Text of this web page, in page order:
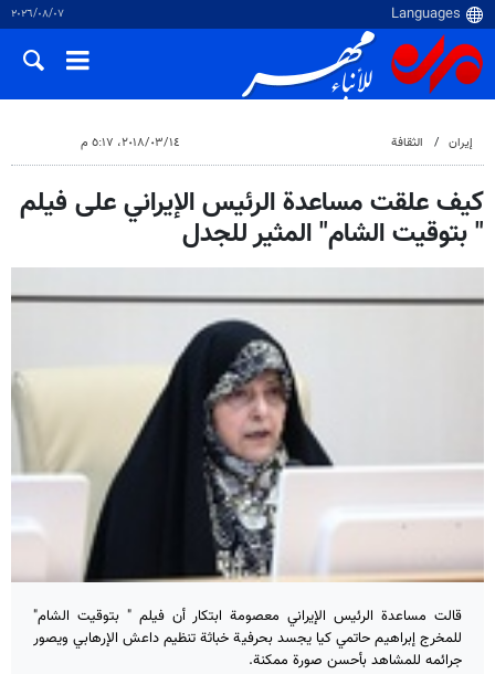
٠٧‏/٠٨‏/٢٠٢٦
إيران الثقافة ١٤‏/٠٣‏/٢٠١٨، ٥:١٧ م
كيف علقت مساعدة الرئيس الإيراني على فيلم
" بتوقيت الشام" المثير للجدل
قالت مساعدة الرئيس الإيراني معصومة ابتكار أن فيلم " بتوقيت الشام"
للمخرج إبراهيم حاتمي كيا يجسد بحرفية خباثة تنظيم داعش الإرهابي ويصور
جرائمه للمشاهد بأحسن صورة ممكنة.